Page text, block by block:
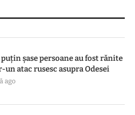
puțin șase persoane au fost rănite
un atac rusesc asupra Odesei
ago